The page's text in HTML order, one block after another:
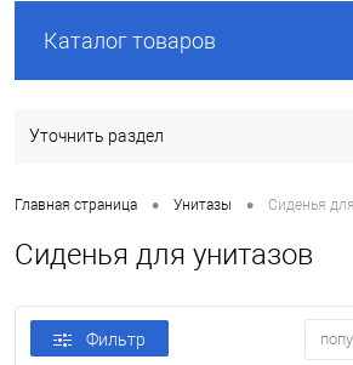
Каталог товаров
Уточнить раздел
Главная страница • Унитазы • Сиденья
Сиденья для унитазов
Фильтр